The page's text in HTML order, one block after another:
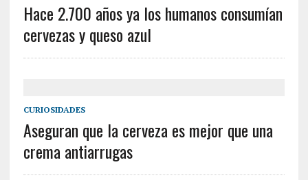
Hace 2.700 años ya los humanos consumían
cervezas y queso azul
CURIOSIDADES
Aseguran que la cerveza es mejor que una
crema antiarrugas